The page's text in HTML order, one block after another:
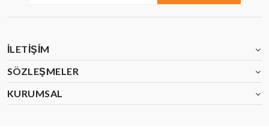
İLETIŞIM
SÖZLEŞMELER
KURUMSAL